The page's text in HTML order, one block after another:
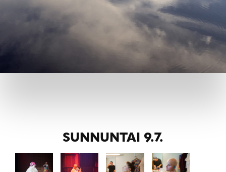
SUNNUNTAI 9.7.